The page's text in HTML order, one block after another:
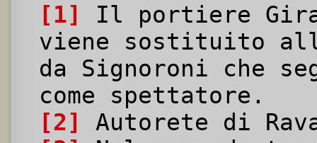
[1]
Il portiere
viene sostituito
da Signoroni che
come spettatore.
[2]
Autorete di